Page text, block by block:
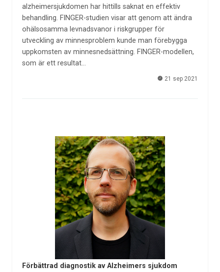
alzheimersjukdomen har hittills saknat en effektiv
behandling. FINGER-studien visar att genom att ändra
ohälsosamma levnadsvanor i riskgrupper för
utveckling av minnesproblem kunde man förebygga
uppkomsten av minnesnedsättning. FINGER-modellen,
som är ett resultat…
21 sep 2021
Förbättrad diagnostik av Alzheimers sjukdom